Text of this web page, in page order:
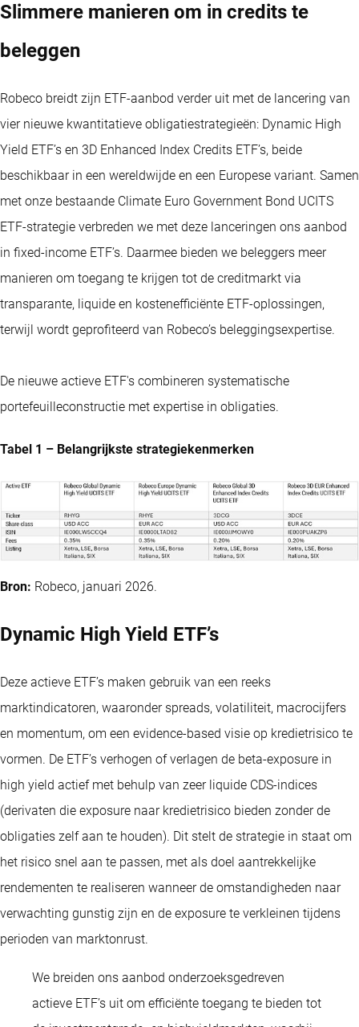
Slimmere manieren om in credits te
beleggen
Robeco breidt zijn ETF-aanbod verder uit met de lancering van
vier nieuwe kwantitatieve obligatiestrategieën: Dynamic High
Yield ETF’s en 3D Enhanced Index Credits ETF’s, beide
beschikbaar in een wereldwijde en een Europese variant. Samen
met onze bestaande Climate Euro Government Bond UCITS
ETF-strategie verbreden we met deze lanceringen ons aanbod
in fixed-income ETF’s. Daarmee bieden we beleggers meer
manieren om toegang te krijgen tot de creditmarkt via
transparante, liquide en kostenefficiënte ETF-oplossingen,
terwijl wordt geprofiteerd van Robeco’s beleggingsexpertise.
De nieuwe actieve ETF's combineren systematische
portefeuilleconstructie met expertise in obligaties.
Tabel 1 – Belangrijkste strategiekenmerken
Bron: Robeco, januari 2026.
Dynamic High Yield ETF’s
Deze actieve ETF’s maken gebruik van een reeks
marktindicatoren, waaronder spreads, volatiliteit, macrocijfers
en momentum, om een evidence-based visie op kredietrisico te
vormen. De ETF’s verhogen of verlagen de beta-exposure in
high yield actief met behulp van zeer liquide CDS-indices
(derivaten die exposure naar kredietrisico bieden zonder de
obligaties zelf aan te houden). Dit stelt de strategie in staat om
het risico snel aan te passen, met als doel aantrekkelijke
rendementen te realiseren wanneer de omstandigheden naar
verwachting gunstig zijn en de exposure te verkleinen tijdens
perioden van marktonrust.
We breiden ons aanbod onderzoeksgedreven
actieve ETF’s uit om efficiënte toegang te bieden tot